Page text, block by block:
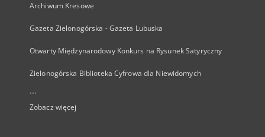
Archiwum Kresowe
Gazeta Zielonogórska - Gazeta Lubuska
Otwarty Międzynarodowy Konkurs na Rysunek Satyryczny
Zielonogórska Biblioteka Cyfrowa dla Niewidomych
...
Zobacz więcej